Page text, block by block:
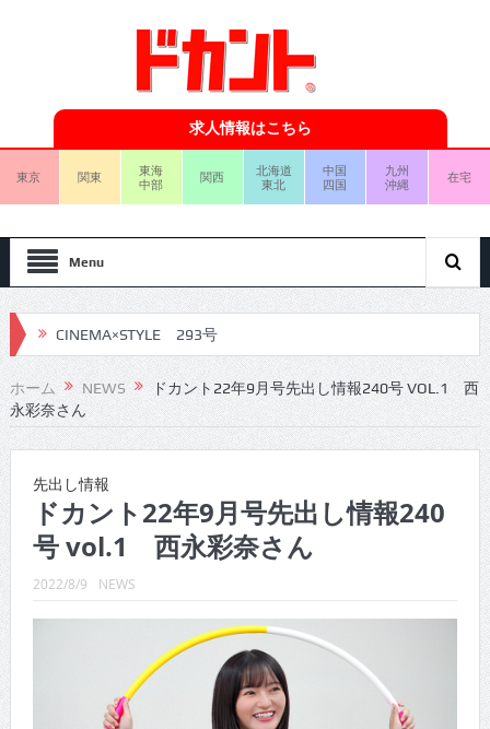
求人情報はこちら
東京 関東
東海
中部
関西
北海道
東北
中国
四国
九州
沖縄
在宅
Menu
CINEMA×STYLE 293号
CINEMA×STYLE 292号
CINEMA×STYLE 291号
CINEMA×STYLE 289号
CINEMA×STYLE 288号
CINEMA×STYLE 287号
CINEMA×STYLE 285号
CINEMA×STYLE 294号
ホーム NEWS
ドカント22年9月号先出し情報240号 VOL.1 西
永彩奈さん
先出し情報
ドカント22年9月号先出し情報240
号 vol.1 西永彩奈さん
2022/8/9 NEWS